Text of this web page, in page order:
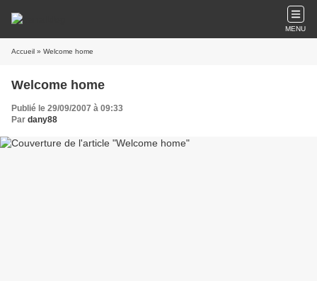
MENU
Accueil » Welcome home
Welcome home
Publié le 29/09/2007 à 09:33
Par dany88